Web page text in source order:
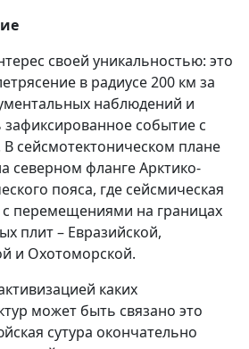
своей уникальностью: это
в радиусе 200 км за
наблюдений и
зафиксированное событие с
сейсмотектоническом плане
северном фланге Арктико-
пояса, где сейсмическая
с перемещениями на границах
плит – Евразийской,
и Охотоморской.
каких
может быть связано это
сутура окончательно